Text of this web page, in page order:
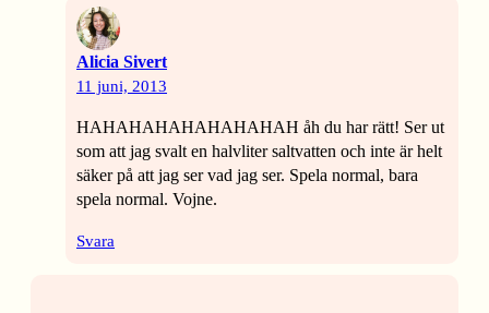
Alicia Sivert
11 juni, 2013
HAHAHAHAHAHAHAHAH åh du har rätt! Ser ut
som att jag svalt en halvliter saltvatten och inte är helt
säker på att jag ser vad jag ser. Spela normal, bara
spela normal. Vojne.
Svara